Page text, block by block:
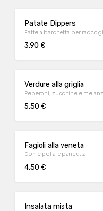
Patate Dippers
Fatte a barchetta per
3.90 €
Verdure alla griglia
Peperoni, zucchine e
5.50 €
Fagioli alla veneta
Con cipolla e pancetta
4.50 €
Insalata mista